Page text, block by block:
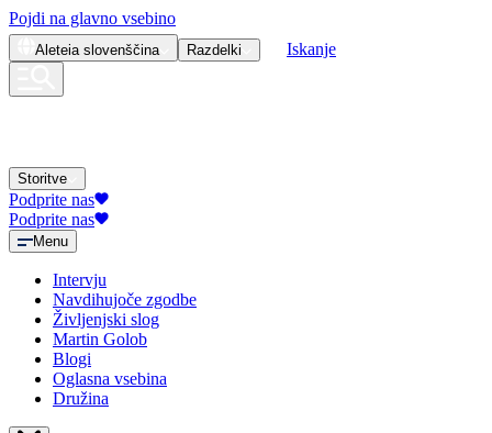
Pojdi na glavno vsebino
Aleteia slovenščina Razdelki Iskanje
Storitve
Podprite nas
Podprite nas
Menu
Intervju
Navdihujoče zgodbe
Življenjski slog
Martin Golob
Blogi
Oglasna vsebina
Družina